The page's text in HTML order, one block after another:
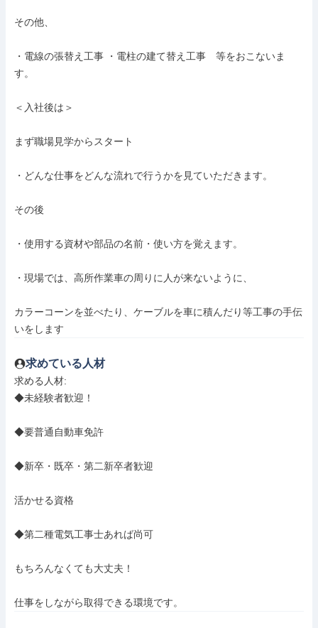
その他、
・電線の張替え工事 ・電柱の建て替え工事　等をおこないま
す。
＜入社後は＞
まず職場見学からスタート
・どんな仕事をどんな流れで行うかを見ていただきます。
その後
・使用する資材や部品の名前・使い方を覚えます。
・現場では、高所作業車の周りに人が来ないように、
カラーコーンを並べたり、ケーブルを車に積んだり等工事の手伝
いをします
求めている人材
求める人材:
◆未経験者歓迎！
◆要普通自動車免許
◆新卒・既卒・第二新卒者歓迎
活かせる資格
◆第二種電気工事士あれば尚可
もちろんなくても大丈夫！
仕事をしながら取得できる環境です。